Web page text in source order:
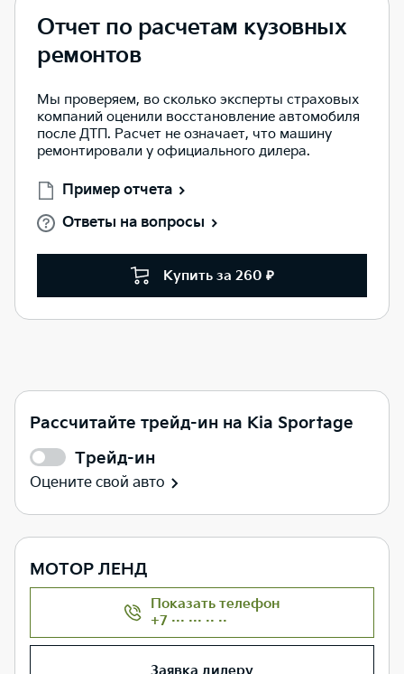
Отчет по расчетам кузовных
ремонтов
Мы проверяем, во сколько эксперты страховых
компаний оценили восстановление автомобиля
после ДТП. Расчет не означает, что машину
ремонтировали у официального дилера.
Пример отчета
Ответы на вопросы
Купить за 260 ₽
Рассчитайте трейд-ин на Kia Sportage
Трейд-ин
Оцените свой авто
МОТОР ЛЕНД
Показать телефон
+7 ··· ··· ·· ··
Заявка дилеру